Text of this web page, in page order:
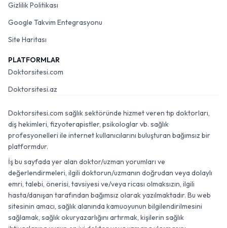
Gizlilik Politikası
Google Takvim Entegrasyonu
Site Haritası
PLATFORMLAR
Doktorsitesi.com
Doktorsitesi.az
Doktorsitesi.com sağlık sektöründe hizmet veren tıp doktorları,
diş hekimleri, fizyoterapistler, psikologlar vb. sağlık
profesyonelleri ile internet kullanıcılarını buluşturan bağımsız bir
platformdur.
İş bu sayfada yer alan doktor/uzman yorumları ve
değerlendirmeleri, ilgili doktorun/uzmanın doğrudan veya dolaylı
emri, talebi, önerisi, tavsiyesi ve/veya ricası olmaksızın, ilgili
hasta/danışan tarafından bağımsız olarak yazılmaktadır. Bu web
sitesinin amacı, sağlık alanında kamuoyunun bilgilendirilmesini
sağlamak, sağlık okuryazarlığını artırmak, kişilerin sağlık